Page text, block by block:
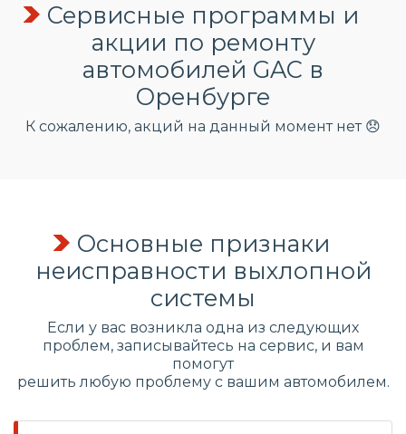
Сервисные программы и
акции по ремонту
автомобилей GAC в
Оренбурге
К сожалению, акций на данный момент нет 😞
Основные признаки
неисправности выхлопной
системы
Если у вас возникла одна из следующих
проблем, записывайтесь на сервис, и вам
помогут
решить любую проблему с вашим автомобилем.